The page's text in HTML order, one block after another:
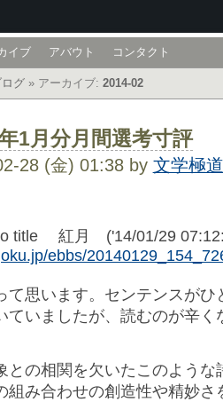
イブ アバウト コンタクト
ログ » アーカイブ: 2014-02
1月分月間選考寸評
28 (金) 01:38 by 文学極
title 紅月 ('14/01/29
ebbs/
て思います。センテンスがひ
ていましたが、読むのが辛く
との相関を欠いたこのような
組み合わせの創造性や精妙さ